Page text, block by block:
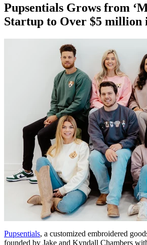
Pupsentials Grows from
Startup to Over $5 million
Pupsentials, a customized embroidered
founded by Jake and Kyndall Chambers